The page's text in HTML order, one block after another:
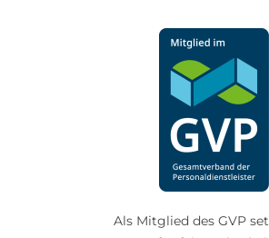
Als Mitglied des GVP